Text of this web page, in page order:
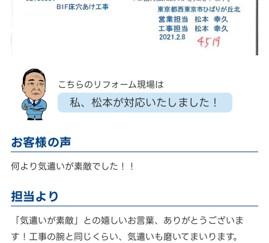
こちらのリフォーム現場は
私、松本が対応いたしました！
お客様の声
何より気遣いが素敵でした！！
担当より
「気遣いが素敵」との嬉しいお言葉、ありがとうございま
す！工事の腕と同じくらい、気遣いも磨いてまいります。